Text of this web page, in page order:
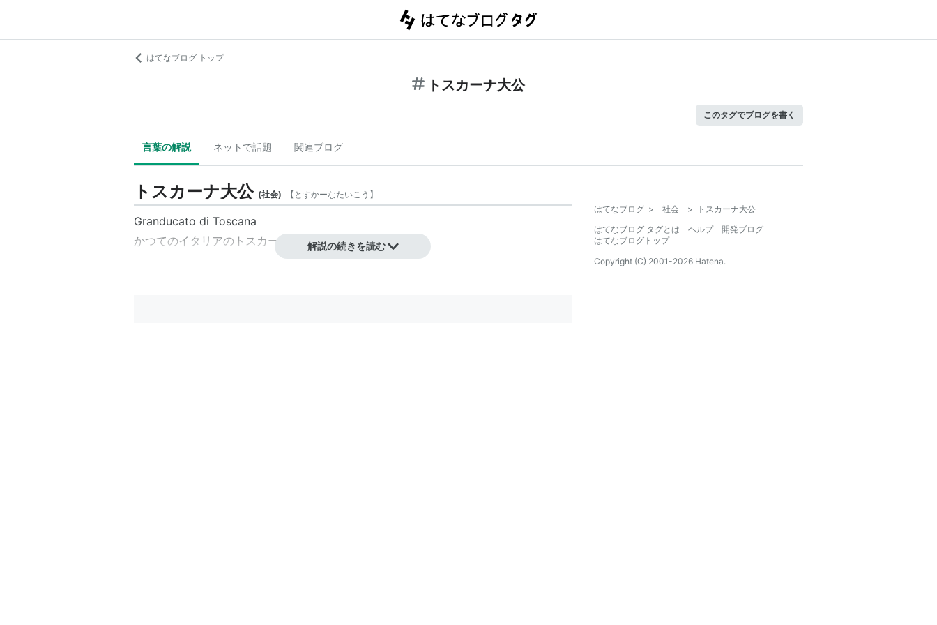
はてなブログ トップ
トスカーナ大公
このタグでブログを書く
言葉の解説 ネットで話題 関連ブログ
トスカーナ大公 (社会) 【 とすかーなたいこう 】
Granducato di Toscana
かつてのイタリアの トスカーナ大公国の君主の称号。
解説の続きを読む
はてなブログ > 社会 >
トスカーナ大公
はてなブログ タグとは
ヘルプ
開発ブログ
はてなブログトップ
Copyright (C) 2001-2026 Hatena.